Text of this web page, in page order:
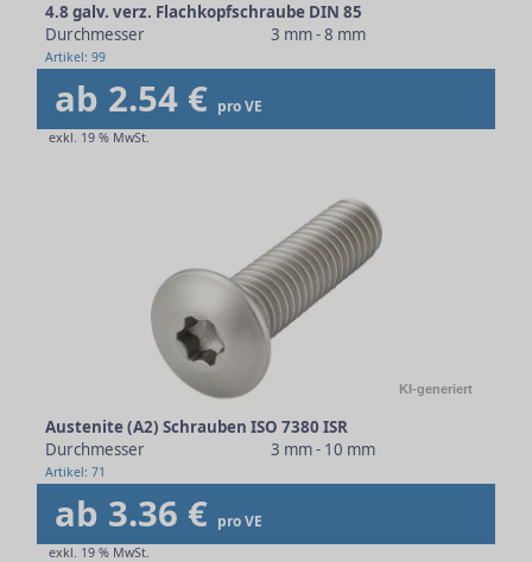
4.8 galv. verz. Flachkopfschraube DIN 85
Durchmesser
3 mm - 8 mm
Artikel: 99
ab 2.54 € pro VE
exkl. 19 % MwSt.
KI-generiert
Austenite (A2) Schrauben ISO 7380 ISR
Durchmesser
3 mm - 10 mm
Artikel: 71
ab 3.36 € pro VE
exkl. 19 % MwSt.